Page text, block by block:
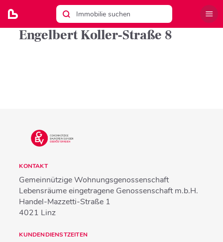
Engelbert Koller-Straße 8
KONTAKT
Gemeinnützige Wohnungsgenossenschaft
Lebensräume eingetragene Genossenschaft m.b.H.
Handel-Mazzetti-Straße 1
4021 Linz
KUNDENDIENSTZEITEN